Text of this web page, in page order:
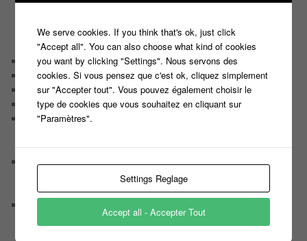
Les 12 coups de midi
N’oubliez Pas Les Paroles
Tout le monde veut prendre sa place
Chaine Youtube
Contact
Il était une fois ….
Le candidat masqué
Le trombinoscope des Joueurs
Serge le candidat qui a peur du noir.
Les coulisses des jeux
Les caméras d’un jeu plateau
Un plateau de jeu télévisé coûte cher, mais pourquoi ?
Quand Lora rencontre Aline elles parlent de quoi ?
We serve cookies. If you think that's ok, just click
"Accept all". You can also choose what kind of cookies
you want by clicking "Settings". Nous servons des
cookies. Si vous pensez que c'est ok, cliquez simplement
sur "Accepter tout". Vous pouvez également choisir le
type de cookies que vous souhaitez en cliquant sur
"Paramètres".
Settings Reglage
Accept all - Accepter Tout